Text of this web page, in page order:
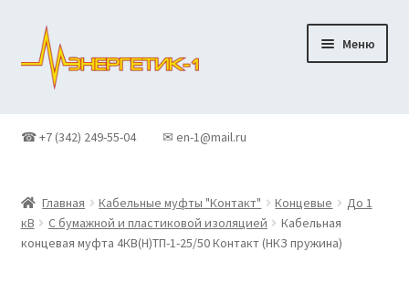
Перейти
навигации
Перейти
содержимому
Меню
Контакты
☎ +7 (342) 249-55-04 ✉ en-1@mail.ru
Главная Кабельные муфты "Контакт" Концевые
До 1
кВ
С бумажной и пластиковой изоляцией
Кабельная
концевая муфта 4КВ(Н)ТП-1-25/50 Контакт (НКЗ пружина)